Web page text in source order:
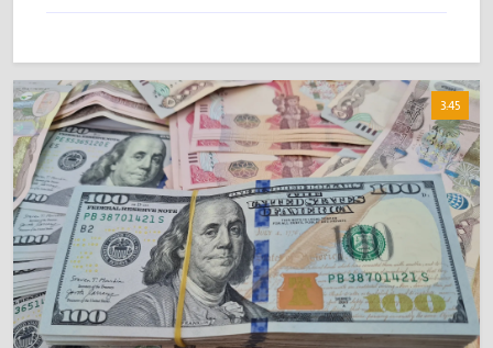
3:45